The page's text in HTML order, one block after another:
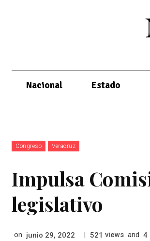
Nacional Estado
Congreso Veracruz
Impulsa
legislativo
on junio 29, 2022 521 views and 4